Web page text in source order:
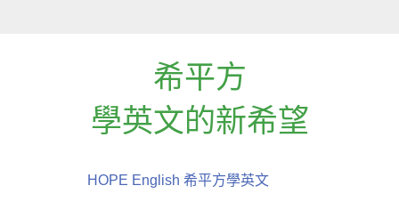
希平方
學英文的新希望
HOPE English 希平方學英文